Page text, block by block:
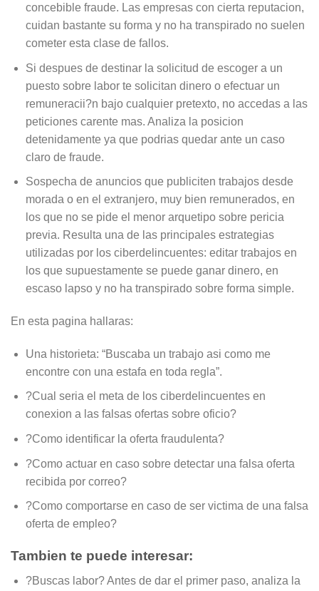
concebible fraude. Las empresas con cierta reputacion,
cuidan bastante su forma y no ha transpirado no suelen
cometer esta clase de fallos.
Si despues de destinar la solicitud de escoger a un
puesto sobre labor te solicitan dinero o efectuar un
remuneracii?n bajo cualquier pretexto, no accedas a las
peticiones carente mas. Analiza la posicion
detenidamente ya que podrias quedar ante un caso
claro de fraude.
Sospecha de anuncios que publiciten trabajos desde
morada o en el extranjero, muy bien remunerados, en
los que no se pide el menor arquetipo sobre pericia
previa. Resulta una de las principales estrategias
utilizadas por los ciberdelincuentes: editar trabajos en
los que supuestamente se puede ganar dinero, en
escaso lapso y no ha transpirado sobre forma simple.
En esta pagina hallaras:
Una historieta: “Buscaba un trabajo asi­ como me
encontre con una estafa en toda regla”.
?Cual seri­a el meta de los ciberdelincuentes en
conexion a las falsas ofertas sobre oficio?
?Como identificar la oferta fraudulenta?
?Como actuar en caso sobre detectar una falsa oferta
recibida por correo?
?Como comportarse en caso de ser victima de una falsa
oferta de empleo?
Tambien te puede interesar:
?Buscas labor? Antes de dar el primer paso, analiza la